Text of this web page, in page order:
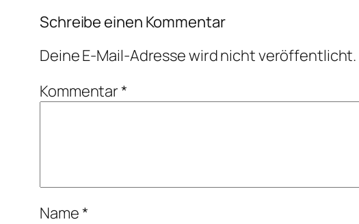
Schreibe einen Kommentar
Deine E-Mail-Adresse wird nicht veröffentlicht.
Kommentar*
Name*